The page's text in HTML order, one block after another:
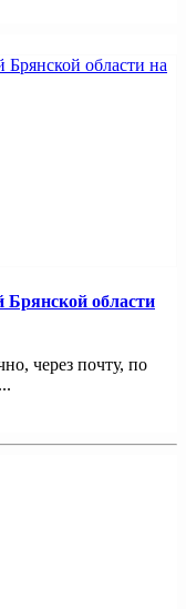
области
через почту, по